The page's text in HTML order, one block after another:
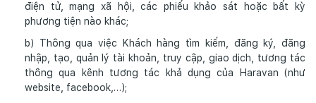
điện tử, mạng xã hội, các phiếu khảo sát hoặc bất kỳ
phương tiện nào khác;
b) Thông qua việc Khách hàng tìm kiếm, đăng ký, đăng
nhập, tạo, quản lý tài khoản, truy cập, giao dịch, tương tác
thông qua kênh tương tác khả dụng của Haravan (như
website, facebook,…);